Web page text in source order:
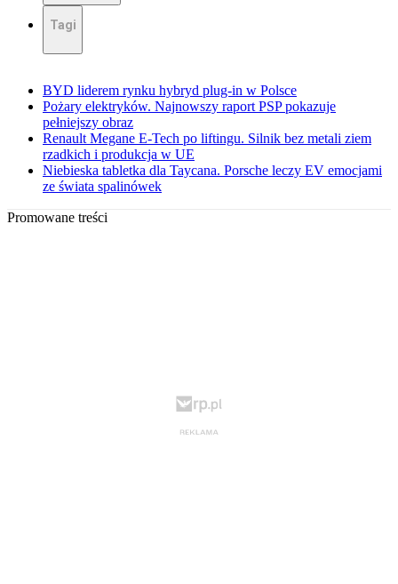
Tagi
BYD liderem rynku hybryd plug-in w Polsce
Pożary elektryków. Najnowszy raport PSP pokazuje
pełniejszy obraz
Renault Megane E-Tech po liftingu. Silnik bez metali ziem
rzadkich i produkcja w UE
Niebieska tabletka dla Taycana. Porsche leczy EV emocjami
ze świata spalinówek
Promowane treści